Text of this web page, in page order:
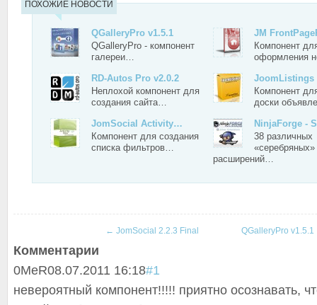
ПОХОЖИЕ НОВОСТИ
QGalleryPro v1.5.1
QGalleryPro - компонент
галереи…
JM
Компонент
оформления
RD-Autos Pro v2.0.2
Неплохой компонент для
создания сайта…
JoomListings
Компонент
доски
JomSocial Activity…
Компонент для создания
списка фильтров…
NinjaForge -
38 различных
«серебряных»
расширений…
← JomSocial 2.2.3 Final QGalleryPro v1.5.1
Комментарии
0MeR08.07.2011 16:18#1
невероятный компонент!!!!! приятно осознавать,